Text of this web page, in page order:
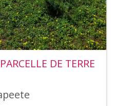
DE TERRE